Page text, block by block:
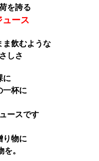
を誇る
ュース
ま飲むような
しさ
に
一杯に
ースです
り物に
。